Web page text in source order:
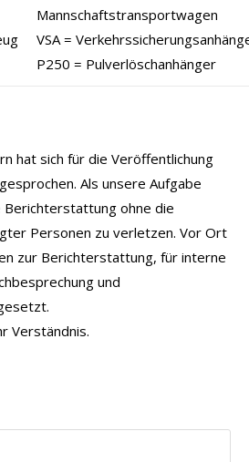
Mannschaftstransportwagen
VSA =
P250 = Pulverlöschanhänger
hat sich für die Veröffentlichung
Als unsere Aufgabe
ohne die
Personen zu verletzen. Vor Ort
zur Berichterstattung, für interne
und
Verständnis.